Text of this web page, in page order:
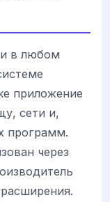
и в любом
приложение
сети и,
программ.
через